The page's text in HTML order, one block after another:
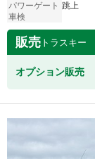
パワーゲート 跳上
車検
販売 トラスキー
オプション販売